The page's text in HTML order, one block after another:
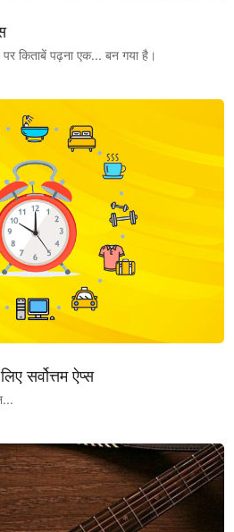
किताबें पढ़ना एक... बन गया है।
सर्वोत्तम ऐप्स